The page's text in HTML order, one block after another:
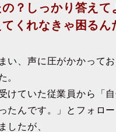
の？しっかり答えて
くれなきゃ困るん
い、声に圧がかかってお
。
けていた従業員から「自
たんです。」とフォロ
したが、